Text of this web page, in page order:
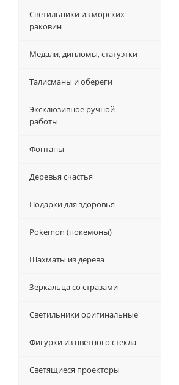
Светильники из морских
раковин
Медали, дипломы, статуэтки
Талисманы и обереги
Эксклюзивное ручной
работы
Фонтаны
Деревья счастья
Подарки для здоровья
Pokemon (покемоны)
Шахматы из дерева
Зеркальца со стразами
Светильники оригинальные
Фигурки из цветного стекла
Светящиеся проекторы